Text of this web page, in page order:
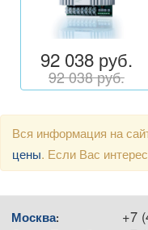
92 038 руб.
92 038 руб.
Вся информация на
цены. Если Вас
Москва: +7